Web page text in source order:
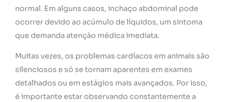
normal. Em alguns casos, inchaço abdominal pode
ocorrer devido ao acúmulo de líquidos, um sintoma
que demanda atenção médica imediata.
Muitas vezes, os problemas cardíacos em animais são
silenciosos e só se tornam aparentes em exames
detalhados ou em estágios mais avançados. Por isso,
é importante estar observando constantemente a